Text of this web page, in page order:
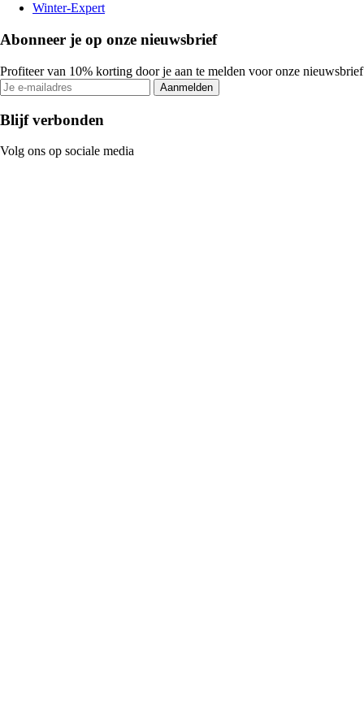
Winter-Expert
Abonneer je op onze nieuwsbrief
Profiteer van 10% korting door je aan te melden voor onze nieuwsbrief
Aanmelden
Blijf verbonden
Volg ons op sociale media